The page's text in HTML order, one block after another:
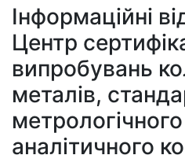
Інформаційні
Центр
випробувань
металів,
аналітичного